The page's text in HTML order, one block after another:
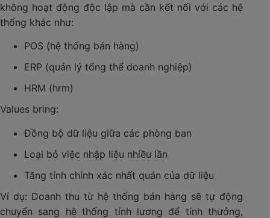
không hoạt động độc lập mà cần kết nối với các hệ
thống khác như:
POS (hệ thống bán hàng)
ERP (quản lý tổng thể doanh nghiệp)
HRM (hrm)
Values bring:
Đồng bộ dữ liệu giữa các phòng ban
Loại bỏ việc nhập liệu nhiều lần
Tăng tính chính xác nhất quán của dữ liệu
Ví dụ: Doanh thu từ hệ thống bán hàng sẽ tự động
chuyển sang hệ thống tính lương để tính thưởng,